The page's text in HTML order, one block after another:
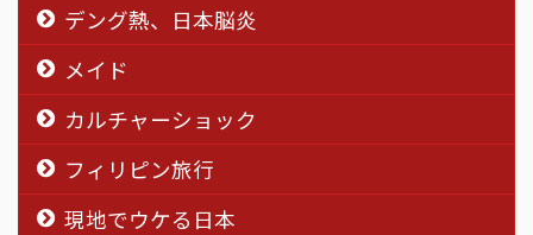
デング熱、日本脳炎
メイド
カルチャーショック
フィリピン旅行
現地でウケる日本